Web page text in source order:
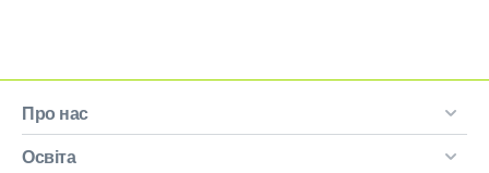
Про нас
Освіта